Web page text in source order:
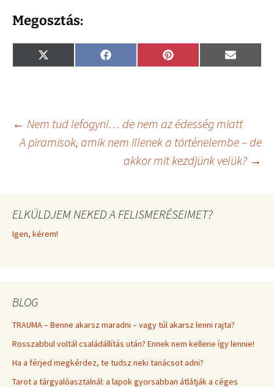
Megosztás:
Share
on
X
(
e
r
)
Share
on
F
a
k
Share
on
P
i
s
t
Share
on
E
m
Bejegyzés
navigáció
← Nem tud lefogyni… de nem az édesség miatt
A piramisok, amik nem illenek a történelembe – de
akkor mit kezdjünk velük? →
ELKÜLDJEM NEKED A FELISMERÉSEIMET?
Igen, kérem!
BLOG
TRAUMA – Benne akarsz maradni – vagy túl akarsz lenni rajta?
Rosszabbul voltál családállítás után? Ennek nem kellene így lennie!
Ha a férjed megkérdez, te tudsz neki tanácsot adni?
Tarot a tárgyalóasztalnál: a lapok gyorsabban átlátják a céges